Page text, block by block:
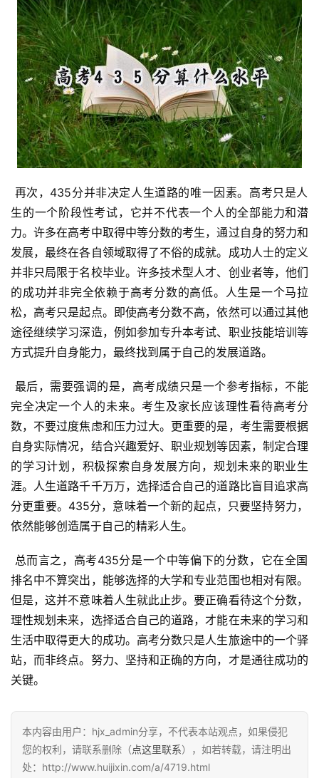
生的一个阶段性考试，它并不代表一个人的全部能力和潜
力。许多在高考中取得中等分数的考生，通过自身的努力和
发展，最终在各自领域取得了不俗的成就。成功人士的定义
并非只局限于名校毕业。许多技术型人才、创业者等，他们
的成功并非完全依赖于高考分数的高低。人生是一个马拉
松，高考只是起点。即使高考分数不高，依然可以通过其他
途径继续学习深造，例如参加专升本考试、职业技能培训等
方式提升自身能力，最终找到属于自己的发展道路。
完全决定一个人的未来。考生及家长应该理性看待高考分
数，不要过度焦虑和压力过大。更重要的是，考生需要根据
自身实际情况，结合兴趣爱好、职业规划等因素，制定合理
的学习计划，积极探索自身发展方向，规划未来的职业生
涯。人生道路千千万万，选择适合自己的道路比盲目追求高
分更重要。435分，意味着一个新的起点，只要坚持努力，
依然能够创造属于自己的精彩人生。
排名中不算突出，能够选择的大学和专业范围也相对有限。
但是，这并不意味着人生就此止步。要正确看待这个分数，
理性规划未来，选择适合自己的道路，才能在未来的学习和
生活中取得更大的成功。高考分数只是人生旅途中的一个驿
站，而非终点。努力、坚持和正确的方向，才是通往成功的
关键。
本内容由用户：hjx_admin分享，不代表本站观点，如果侵犯
您的权利，请联系删除（点这里联系），如若转载，请注明出
处：http://www.huijixin.com/a/4719.html